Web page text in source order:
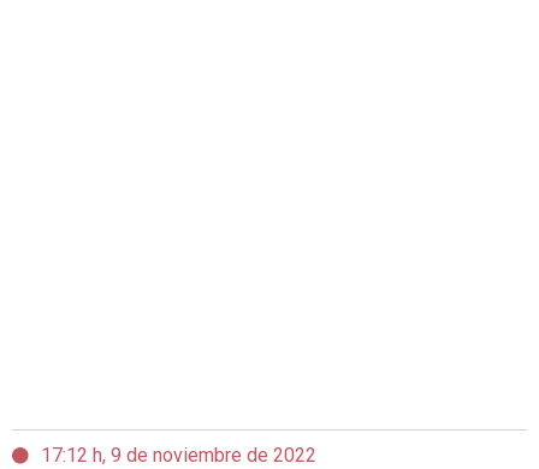
17:12 h, 9 de noviembre de 2022